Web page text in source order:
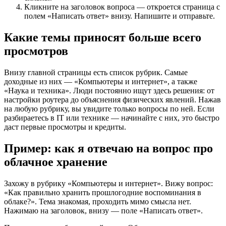
Кликните на заголовок вопроса — откроется страница с
полем «Написать ответ» внизу. Напишите и отправьте.
Какие темы приносят больше всего
просмотров
Внизу главной страницы есть список рубрик. Самые
доходные из них — «Компьютеры и интернет», а также
«Наука и техника». Люди постоянно ищут здесь решения: от
настройки роутера до объяснения физических явлений. Нажав
на любую рубрику, вы увидите только вопросы по ней. Если
разбираетесь в IT или технике — начинайте с них, это быстро
даст первые просмотры и кредиты.
Пример: как я отвечаю на вопрос про
облачное хранение
Захожу в рубрику «Компьютеры и интернет». Вижу вопрос:
«Как правильно хранить прошлогодние воспоминания в
облаке?». Тема знакомая, проходить мимо смысла нет.
Нажимаю на заголовок, внизу — поле «Написать ответ».